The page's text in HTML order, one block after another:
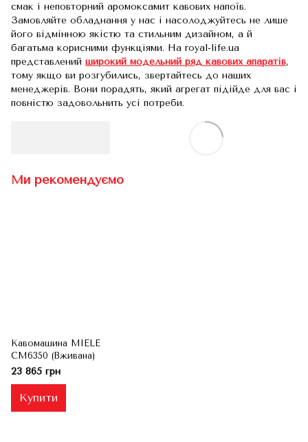
смак і неповторний аромоксамит кавових напоїв.
Замовляйте обладнання у нас і насолоджуйтесь не лише
його відмінною якістю та стильним дизайном, а й
багатьма корисними функціями. На royal-life.ua
представлений широкий модельний ряд кавових апаратів,
тому якщо ви розгубились, звертайтесь до наших
менеджерів. Вони порадять, який агрегат підійде для вас і
повністю задовольнить усі потреби.
Ми рекомендуємо
Кавомашина MIELE
CM6350 (Вживана)
23 865 грн
Купити